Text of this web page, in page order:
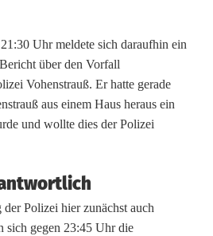
Uhr meldete sich daraufhin ein
über den Vorfall
Vohenstrauß. Er hatte gerade
aus einem Haus heraus ein
und wollte dies der Polizei
Polizei hier zunächst auch
sich gegen 23:45 Uhr die